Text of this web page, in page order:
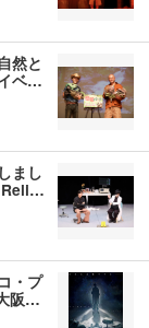
然と
ベ…
まし
Reli…
・プ
阪…